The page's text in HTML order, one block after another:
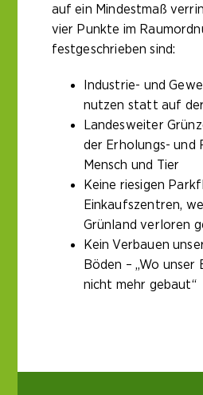
auf ein Mindestmaß
vier Punkte im
festgeschrieben sind:
Industrie- und
nutzen statt auf
Landesweiter
der Erholungs- und
Mensch und Tier
Keine riesigen
Einkaufszentren,
Grünland verloren
Kein Verbauen
Böden – „Wo unser
nicht mehr gebaut“